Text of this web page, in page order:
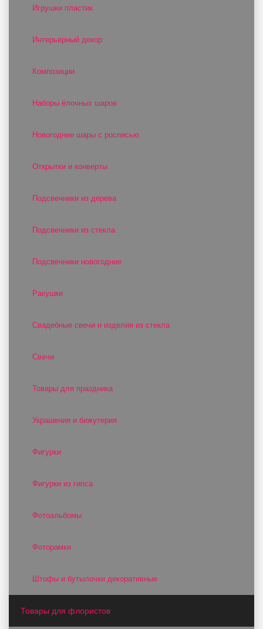
Игрушки пластик
Интерьерный декор
Композиции
Наборы ёлочных шаров
Новогодние шары с росписью
Открытки и конверты
Подсвечники из дерева
Подсвечники из стекла
Подсвечники новогодние
Ракушки
Свадебные свечи и изделия из стекла
Свечи
Товары для праздника
Украшения и бижутерия
Фигурки
Фигурки из гипса
Фотоальбомы
Фоторамки
Штофы и бутылочки декоративные
Товары для флористов